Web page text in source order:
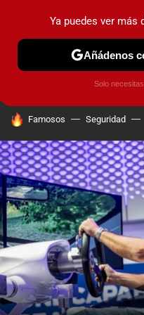
PRUEBAS COCHES
HOY SE HABLA DE
Famosos Seguridad
Ya puedes ver más
Añádenos
Solo